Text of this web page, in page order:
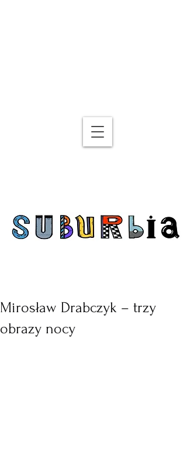
Mirosław Drabczyk – trzy
obrazy nocy